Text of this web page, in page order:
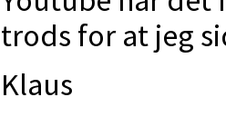
trods for at jeg
Klaus